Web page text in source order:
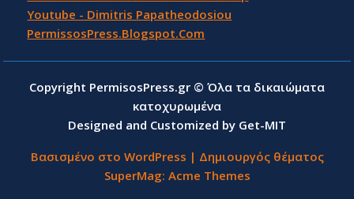
Youtube - Dimitris Papatheodosiou
PermissosPress.Blogspot.Com
Copyright PermisosPress.gr © Όλα τα δικαιώματα
κατοχυρωμένα
Designed and Customized by Get-MIT
Βασισμένο στο WordPress | Δημιουργός θέματος
SuperMag: Acme Themes